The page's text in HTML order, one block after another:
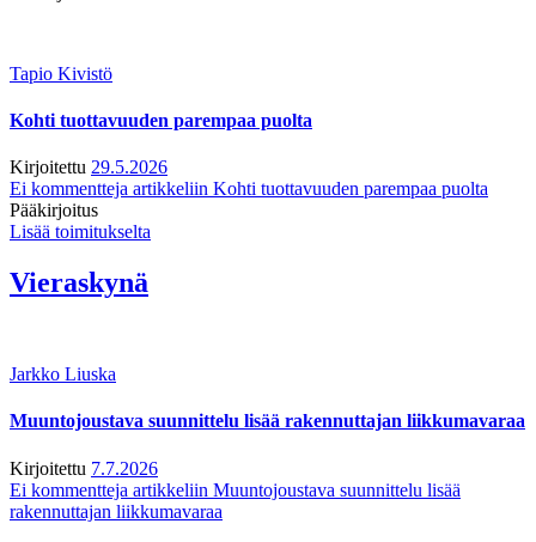
Tapio Kivistö
Kohti tuottavuuden parempaa puolta
Kirjoitettu 29.5.2026
Ei kommentteja artikkeliin Kohti tuottavuuden parempaa puolta
Pääkirjoitus
Lisää toimitukselta
Vieraskynä
Jarkko Liuska
Muuntojoustava suunnittelu lisää rakennuttajan liikkumavaraa
Kirjoitettu 7.7.2026
Ei kommentteja artikkeliin Muuntojoustava suunnittelu lisää
rakennuttajan liikkumavaraa